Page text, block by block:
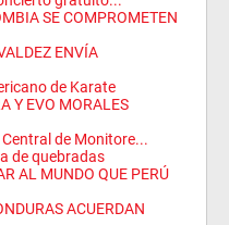
SE COMPROMETEN
ENVÍA
de Karate
Y EVO MORALES
de Monitore...
de quebradas
AL MUNDO QUE PERÚ
ACUERDAN